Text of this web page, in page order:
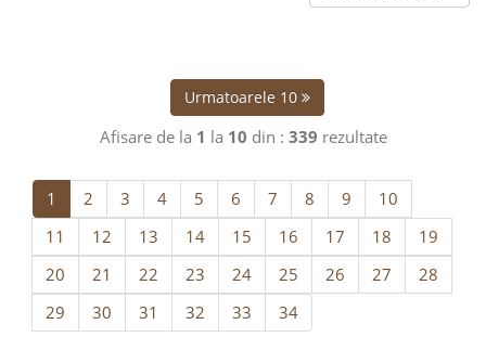
Urmatoarele 10
Afisare de la 1 la 10 din : 339 rezultate
1 2 3 4 5 6 7 8 9
10
11
12 13 14 15 16 17 18
19
20
21 22 23 24 25 26 27
28
29
30 31 32 33 34